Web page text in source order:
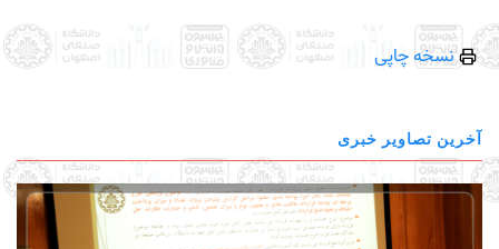
نسخه چاپی
آخرین تصاویر خبری